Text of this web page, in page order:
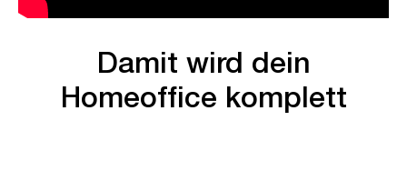
Damit wird dein
Homeoffice komplett